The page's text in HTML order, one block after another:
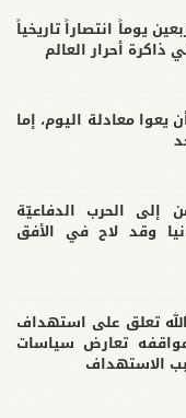
يوماً انتصاراً تاريخياً
أحرار العالم
يعوا معادلة اليوم، إما
إلى الحرب الدفاعيّة
وقد لاح في الأفق
تعلق على استهداف
مواقفه تعارض سياسات
الاستهداف